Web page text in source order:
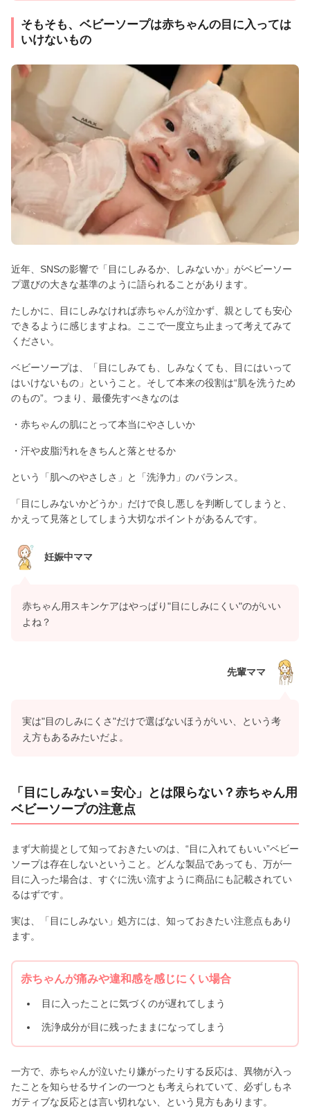
そもそも、ベビーソープは赤ちゃんの目に入っては
いけないもの
近年、SNSの影響で「目にしみるか、しみないか」がベビーソー
プ選びの大きな基準のように語られることがあります。
たしかに、目にしみなければ赤ちゃんが泣かず、親としても安心
できるように感じますよね。ここで一度立ち止まって考えてみて
ください。
ベビーソープは、「目にしみても、しみなくても、目にはいって
はいけないもの」ということ。そして本来の役割は“肌を洗うため
のもの”。つまり、最優先すべきなのは
・赤ちゃんの肌にとって本当にやさしいか
・汗や皮脂汚れをきちんと落とせるか
という「肌へのやさしさ」と「洗浄力」のバランス。
「目にしみないかどうか」だけで良し悪しを判断してしまうと、
かえって見落としてしまう大切なポイントがあるんです。
妊娠中ママ
赤ちゃん用スキンケアはやっぱり"目にしみにくい"のがいい
よね？
先輩ママ
実は"目のしみにくさ"だけで選ばないほうがいい、という考
え方もあるみたいだよ。
「目にしみない＝安心」とは限らない？赤ちゃん用
ベビーソープの注意点
まず大前提として知っておきたいのは、“目に入れてもいい”ベビー
ソープは存在しないということ。どんな製品であっても、万が一
目に入った場合は、すぐに洗い流すように商品にも記載されてい
るはずです。
実は、「目にしみない」処方には、知っておきたい注意点もあり
ます。
赤ちゃんが痛みや違和感を感じにくい場合
目に入ったことに気づくのが遅れてしまう
洗浄成分が目に残ったままになってしまう
一方で、赤ちゃんが泣いたり嫌がったりする反応は、異物が入っ
たことを知らせるサインの一つとも考えられていて、必ずしもネ
ガティブな反応とは言い切れない、という見方もあります。